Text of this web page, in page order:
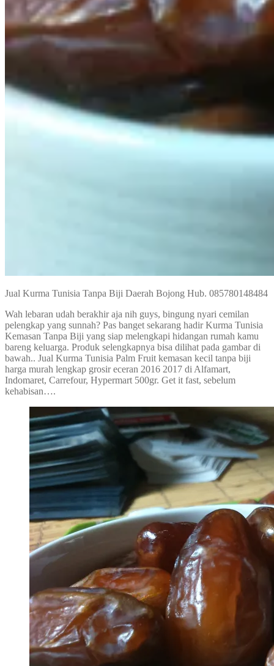
Jual Kurma Tunisia Tanpa Biji Daerah Bojong Hub. 085780148484
Wah lebaran udah berakhir aja nih guys, bingung nyari cemilan
pelengkap yang sunnah? Pas banget sekarang hadir Kurma Tunisia
Kemasan Tanpa Biji yang siap melengkapi hidangan rumah kamu
bareng keluarga. Produk selengkapnya bisa dilihat pada gambar di
bawah.. Jual Kurma Tunisia Palm Fruit kemasan kecil tanpa biji
harga murah lengkap grosir eceran 2016 2017 di Alfamart,
Indomaret, Carrefour, Hypermart 500gr. Get it fast, sebelum
kehabisan….